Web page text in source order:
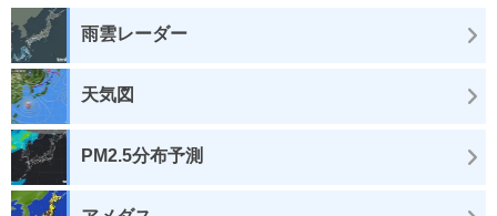
雨雲レーダー
天気図
PM2.5分布予測